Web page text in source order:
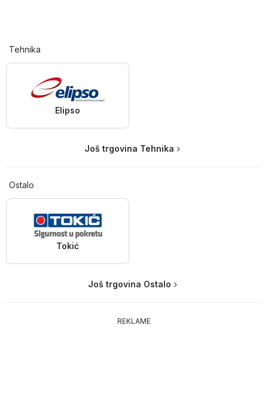
Tehnika
Elipso
Još trgovina Tehnika
Ostalo
Tokić
Još trgovina Ostalo
REKLAME